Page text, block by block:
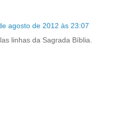
agosto de 2012 às 23:07
linhas da Sagrada Bíblia.